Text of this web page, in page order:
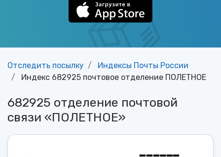
Отследить посылку
Индексы Почты России
Индекс 682925 почтовое отделение ПОЛЕТНОЕ
682925 отделение почтовой
связи «ПОЛЕТНОЕ»